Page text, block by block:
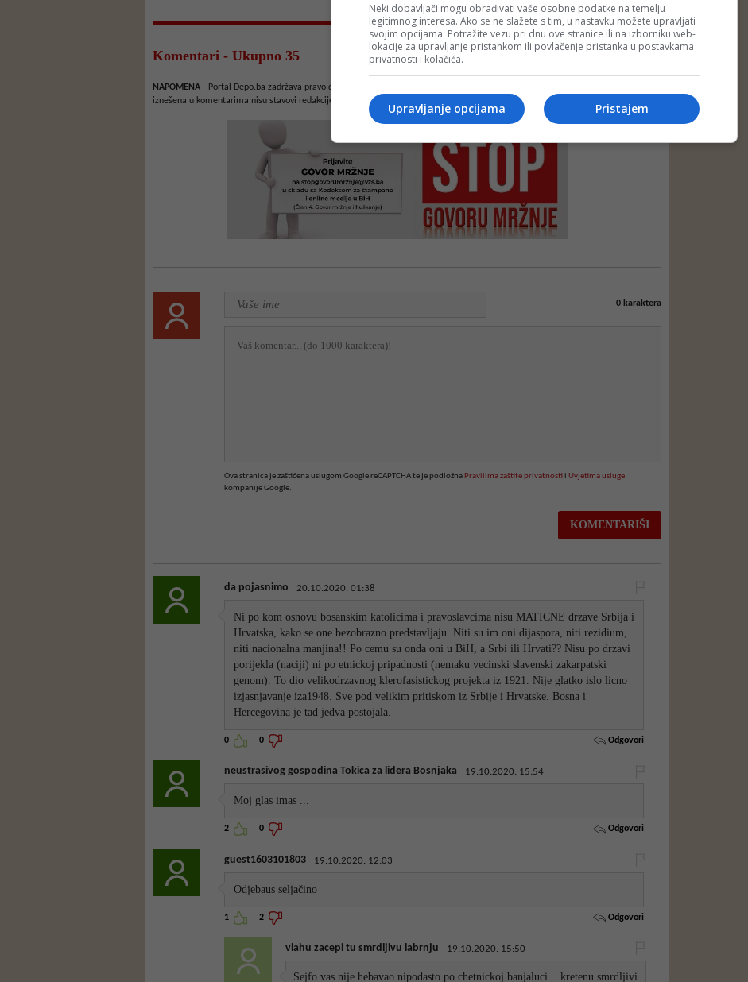
Komentari - Ukupno 35
NAPOMENA - Portal Depo.ba zadržava pravo da obriše neprimjereni dio ili cijeli komentar bez najave i objašnjenja. Mišljenja
iznešena u komentarima nisu stavovi redakcije web portala Depo.ba!
0karaktera
Ova stranica je zaštićena uslugom Google reCAPTCHA te je podložna Pravilima zaštite privatnostii Uvjetima usluge
kompanije Google.
da pojasnimo 20.10.2020. 01:38
Ni po kom osnovu bosanskim katolicima i pravoslavcima nisu MATICNE drzave Srbija i
Hrvatska, kako se one bezobrazno predstavljaju. Niti su im oni dijaspora, niti rezidium,
niti nacionalna manjina!! Po cemu su onda oni u BiH, a Srbi ili Hrvati?? Nisu po drzavi
porijekla (naciji) ni po etnickoj pripadnosti (nemaku vecinski slavenski zakarpatski
genom). To dio velikodrzavnog klerofasistickog projekta iz 1921. Nije glatko islo licno
izjasnjavanje iza1948. Sve pod velikim pritiskom iz Srbije i Hrvatske. Bosna i
Hercegovina je tad jedva postojala.
0 0 Odgovori
neustrasivog gospodina Tokica za lidera Bosnjaka 19.10.2020. 15:54
Moj glas imas ...
2 0 Odgovori
guest1603101803 19.10.2020. 12:03
Odjebaus seljačino
1 2 Odgovori
vlahu zacepi tu smrdljivu labrnju 19.10.2020. 15:50
Sejfo vas nije hebavao nipodasto po chetnickoj banjaluci... kretenu smrdljivi
Neki dobavljači mogu obrađivati vaše osobne podatke na temelju
legitimnog interesa. Ako se ne slažete s tim, u nastavku možete upravljati
svojim opcijama. Potražite vezu pri dnu ove stranice ili na izborniku web-
lokacije za upravljanje pristankom ili povlačenje pristanka u postavkama
privatnosti i kolačića.
Pristajem
Upravljanje opcijama